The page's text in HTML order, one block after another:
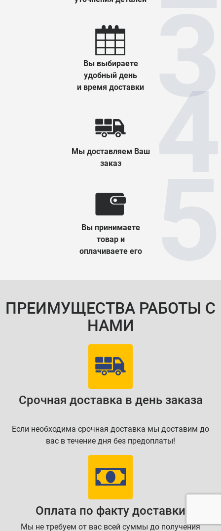
Вы выбираете
удобный день
и время доставки
Мы доставляем Ваш
заказ
Вы принимаете
товар и
оплачиваете его
ПРЕИМУЩЕСТВА РАБОТЫ С
НАМИ
Срочная доставка в день заказа
Если необходима срочная доставка мы доставим до
вас в течение дня без предоплаты!
Оплата по факту доставки
Мы не требуем от вас всей суммы до получения